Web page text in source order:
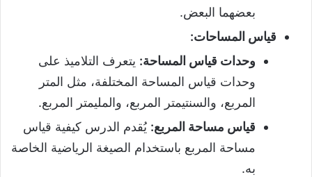
بعضهما البعض.
قياس المساحات:
وحدات قياس المساحة: يتعرف التلاميذ على
وحدات قياس المساحة المختلفة، مثل المتر
المربع، والسنتيمتر المربع، والمليمتر المربع.
قياس مساحة المربع: يُقدم الدرس كيفية قياس
مساحة المربع باستخدام الصيغة الرياضية الخاصة
به.